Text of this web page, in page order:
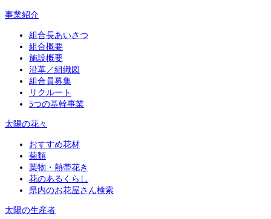
事業紹介
組合長あいさつ
組合概要
施設概要
沿革／組織図
組合員募集
リクルート
5つの基幹事業
太陽の花々
おすすめ花材
菊類
葉物・熱帯花き
花のあるくらし
県内のお花屋さん検索
太陽の生産者